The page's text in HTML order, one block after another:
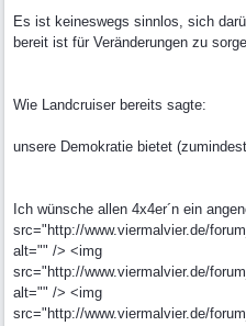
Es ist keineswegs sinnlos, sich
bereit ist für Veränderungen zu
Wie Landcruiser bereits sagte:
unsere Demokratie bietet
Ich wünsche allen 4x4er´n ein
src="http://www.viermalvier.de/
alt="" /> <img
src="http://www.viermalvier.de/
alt="" /> <img
src="http://www.viermalvier.de/